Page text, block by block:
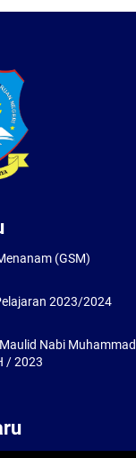
(GSM)
2023/2024
Nabi
/ 2023